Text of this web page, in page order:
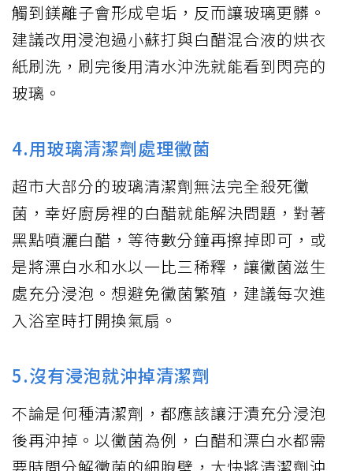
觸到鎂離子會形成皂垢，反而讓玻璃更髒。
建議改用浸泡過小蘇打與白醋混合液的烘衣
紙刷洗，刷完後用清水沖洗就能看到閃亮的
玻璃。
4.用玻璃清潔劑處理黴菌
超市大部分的玻璃清潔劑無法完全殺死黴
菌，幸好廚房裡的白醋就能解決問題，對著
黑點噴灑白醋，等待數分鐘再擦掉即可，或
是將漂白水和水以一比三稀釋，讓黴菌滋生
處充分浸泡。想避免黴菌繁殖，建議每次進
入浴室時打開換氣扇。
5.沒有浸泡就沖掉清潔劑
不論是何種清潔劑，都應該讓汙漬充分浸泡
後再沖掉。以黴菌為例，白醋和漂白水都需